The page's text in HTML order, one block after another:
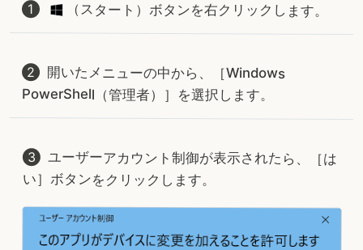
（スタート）ボタンを右クリックします。
開いたメニューの中から、［Windows
PowerShell（管理者）］を選択します。
ユーザーアカウント制御が表示されたら、［は
い］ボタンをクリックします。